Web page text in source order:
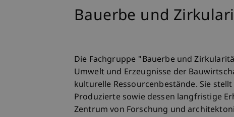
Bauerbe und
Die Fachgruppe "Bauerbe und
Umwelt und Erzeugnisse der
kulturelle Ressourcenbestände. Sie
Produzierte sowie dessen langfristige
Zentrum von Forschung und